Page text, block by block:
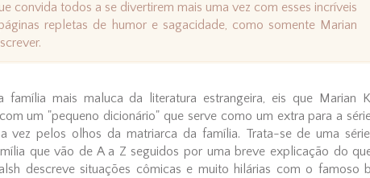
convida todos a se divertirem mais uma vez com esses incríveis
repletas de humor e sagacidade, como somente Marian
família mais maluca da literatura estrangeira, eis que Marian
um "pequeno dicionário" que serve como um extra para a
vez pelos olhos da matriarca da família. Trata-se de uma
que vão de A a Z seguidos por uma breve explicação do
descreve situações cômicas e muito hilárias com o famoso